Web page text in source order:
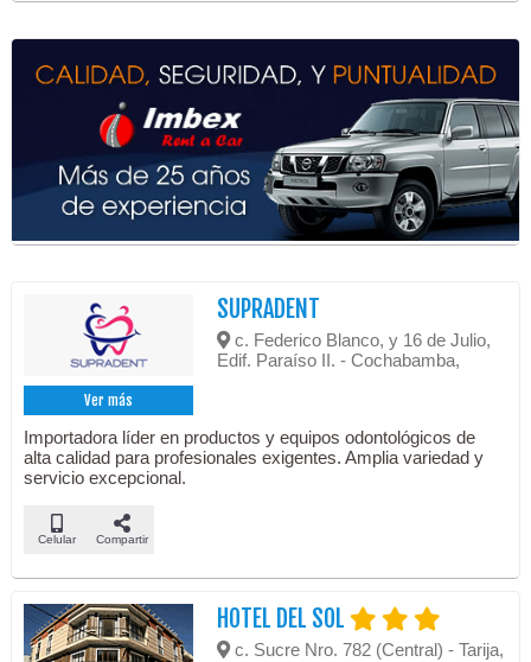
Ver más
SUPRADENT
c. Federico Blanco, y 16 de Julio,
Edif. Paraíso II. - Cochabamba,
Importadora líder en productos y equipos odontológicos de
alta calidad para profesionales exigentes. Amplia variedad y
servicio excepcional.
Celular Compartir
HOTEL DEL SOL
c. Sucre Nro. 782 (Central) - Tarija,